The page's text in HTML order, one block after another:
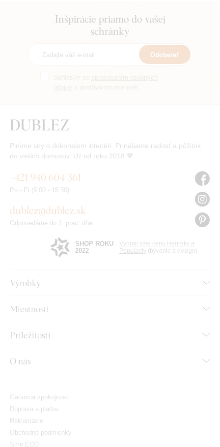
Inšpirácie priamo do vašej
schránky
Odoberať
Plníme sny o dokonalom interiéri. Prinášame radosť a pôžitok
do vašich domovov. Už od roku 2018 🧡
Výrobky
Miestnosti
Príležitosti
O nás
+421 940 604 361
Po - Pi (9:00 - 15:30)
dublez@dublez.sk
Odpovedáme do 1. prac. dňa
SHOP ROKU
2022
Vyhrali sme cenu Heureky a
Popularity (bývanie a design)
Garancia spokojnosti
Doprava a platba
Reklamácie
Obchodné podmienky
Sme ECO